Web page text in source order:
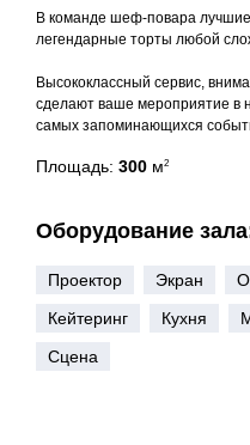
В команде шеф-повара
легендарные торты любой
Высококлассный сервис,
сделают ваше мероприятие в
самых запоминающихся
Площадь: 300 м2
Оборудование
Проектор Экран
Кейтеринг
Кухня
Сцена